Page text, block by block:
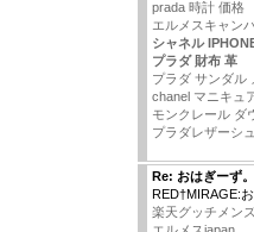
prada 時計 価格
エルメスキャン
シャネル
プラダ 財布 革
プラダ サンダル
chanel マニキュ
モンクレール ダ
プラダレザーシ
Re: おはぎーず。
RED†MIRAGE:
楽天グッチメン